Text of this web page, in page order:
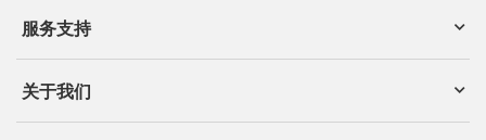
服务支持
关于我们